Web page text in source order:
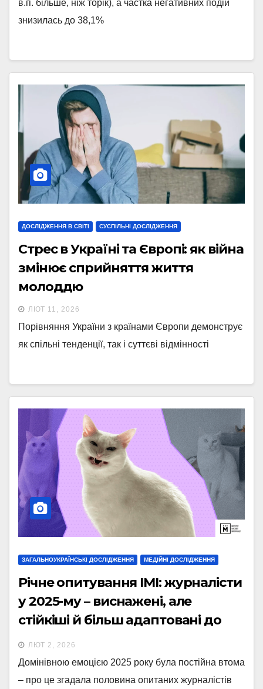
в.п. більше, ніж торік), а частка негативних подій
знизилась до 38,1%
ДОСЛІДЖЕННЯ В СВІТІ СУСПІЛЬНІ ДОСЛІДЖЕННЯ
Стрес в Україні та Європі: як війна
змінює сприйняття життя
молоддю
ЛЮТ 11, 2026
Порівняння України з країнами Європи демонструє
як спільні тенденції, так і суттєві відмінності
ЗАГАЛЬНОУКРАЇНСЬКІ ДОСЛІДЖЕННЯ МЕДІЙНІ ДОСЛІДЖЕННЯ
Річне опитування ІМІ: журналісти
у 2025-му – виснажені, але
стійкіші й більш адаптовані до
війни
ЛЮТ 2, 2026
Домінівною емоцією 2025 року була постійна втома
– про це згадала половина опитаних журналістів